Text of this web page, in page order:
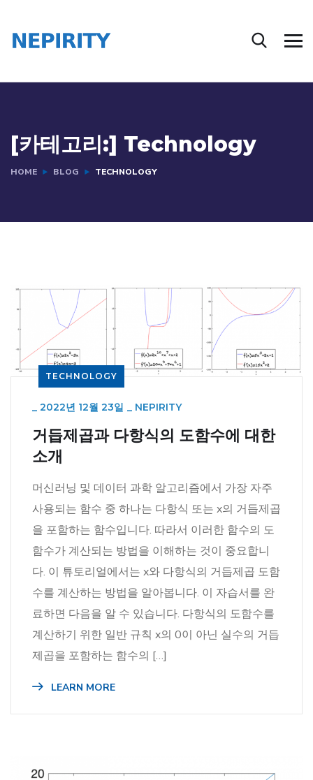
[카테고리:] Technology
HOME BLOG TECHNOLOGY
TECHNOLOGY
_ 2022년 12월 23일 _ NEPIRITY
거듭제곱과 다항식의 도함수에 대한
소개
머신러닝 및 데이터 과학 알고리즘에서 가장 자주
사용되는 함수 중 하나는 다항식 또는 x의 거듭제곱
을 포함하는 함수입니다. 따라서 이러한 함수의 도
함수가 계산되는 방법을 이해하는 것이 중요합니
다. 이 튜토리얼에서는 x와 다항식의 거듭제곱 도함
수를 계산하는 방법을 알아봅니다. 이 자습서를 완
료하면 다음을 알 수 있습니다. 다항식의 도함수를
계산하기 위한 일반 규칙 x의 0이 아닌 실수의 거듭
제곱을 포함하는 함수의 […]
LEARN MORE